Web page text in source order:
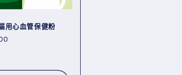
用心血管保健粉